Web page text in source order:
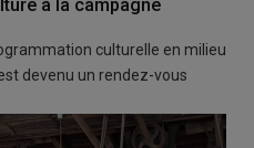
à la campagne
culturelle en milieu
devenu un rendez-vous